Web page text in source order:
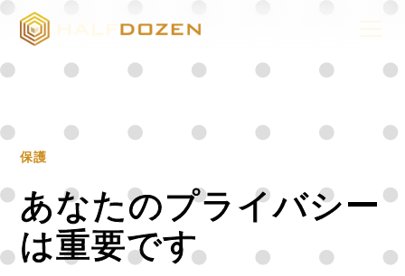
保護
あなたのプライバシー
は重要です